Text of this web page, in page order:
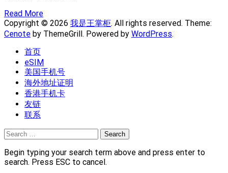
Read More
Copyright © 2026 我是王掌柜. All rights reserved. Theme:
Cenote by ThemeGrill. Powered by WordPress.
首页
eSIM
美国手机号
海外地址证明
香港手机卡
友链
联系
Search
for:
Begin typing your search term above and press enter to
search. Press ESC to cancel.